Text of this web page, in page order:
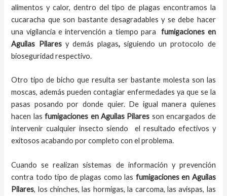
alimentos y calor, dentro del tipo de plagas encontramos la
cucaracha que son bastante desagradables y se debe hacer
una vigilancia e intervención a tiempo parafumigaciones en
Aguilas Pilares y demás plagas,siguiendo un protocolo de
bioseguridad respectivo.
Otro tipo de bicho que resulta ser bastante molesta son las
moscas, además pueden contagiar enfermedades ya que se la
pasas posando por donde quier. De igual manera quienes
hacen las fumigaciones enAguilas Pilares son encargados de
intervenir cualquier insecto siendo el resultado efectivos y
exitosos acabando por completo con el problema.
Cuando se realizan sistemas de información y prevención
contra todo tipo de plagas como las fumigacionesen Aguilas
Pilares, los chinches, las hormigas, la carcoma, las avispas, las